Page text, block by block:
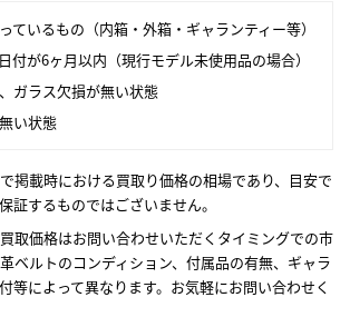
ているもの（内箱・外箱・ギャランティー等）
付が6ヶ月以内（現行モデル未使用品の場合）
ガラス欠損が無い状態
い状態
掲載時における買取り価格の相場であり、目安で
証するものではございません。
取価格はお問い合わせいただくタイミングでの市
ベルトのコンディション、付属品の有無、ギャラ
等によって異なります。お気軽にお問い合わせく